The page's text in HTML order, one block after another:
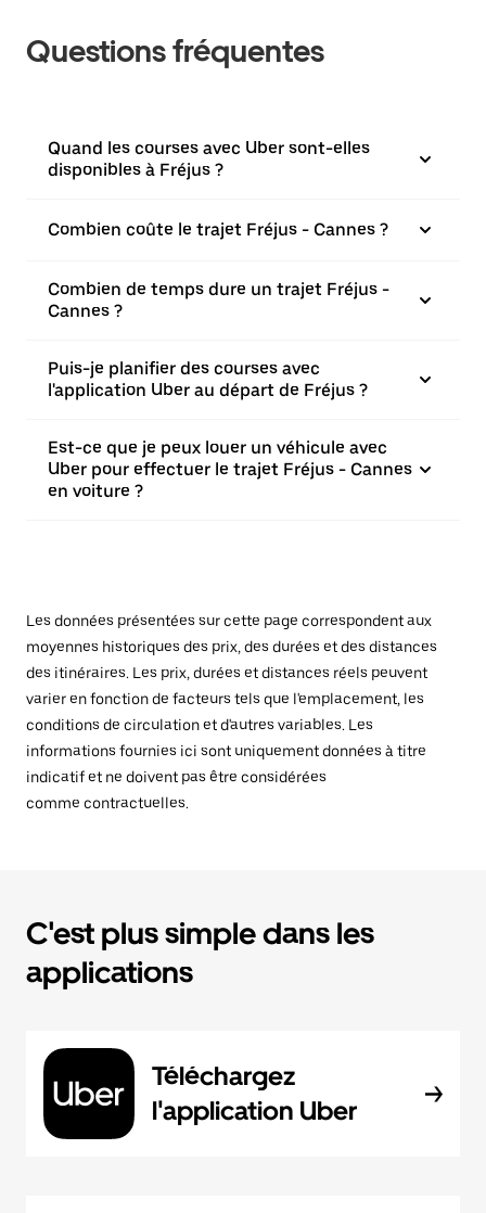
Questions fréquentes
Quand les courses avec Uber sont-elles
disponibles à Fréjus ?
Combien coûte le trajet Fréjus - Cannes ?
Combien de temps dure un trajet Fréjus -
Cannes ?
Puis-je planifier des courses avec
l'application Uber au départ de Fréjus ?
Est-ce que je peux louer un véhicule avec
Uber pour effectuer le trajet Fréjus - Cannes
en voiture ?
Les données présentées sur cette page correspondent aux
moyennes historiques des prix, des durées et des distances
des itinéraires. Les prix, durées et distances réels peuvent
varier en fonction de facteurs tels que l'emplacement, les
conditions de circulation et d'autres variables. Les
informations fournies ici sont uniquement données à titre
indicatif et ne doivent pas être considérées
comme contractuelles.
C'est plus simple dans les
applications
Téléchargez
l'application Uber